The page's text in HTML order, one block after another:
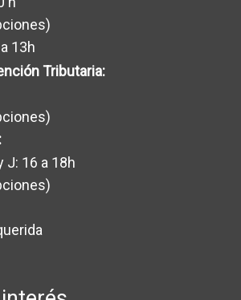
)
13h
Tributaria:
)
J: 16 a 18h
)